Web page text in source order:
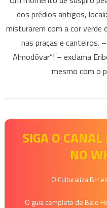
dos prédios antigos,
misturarem com a cor verde
nas praças e canteiros.
Almodóvar”! – exclama
mesmo com o
SIGA O
NO
O Culturaliza BH
O guia completo de Belo